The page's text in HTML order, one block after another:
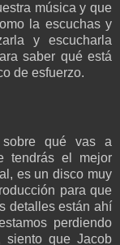
música y que
la escuchas y
y escucharla
saber qué está
de esfuerzo.
qué vas a
tendrás el mejor
es un disco muy
para que
detalles están ahí
perdiendo
siento que Jacob